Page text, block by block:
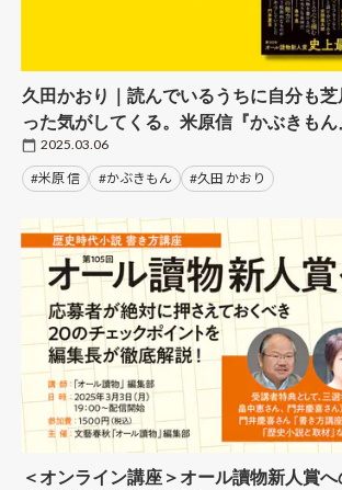
久田かおり｜読んでいるうちに自分も
った気がしてくる。米原信『かぶきも
2025.03.06
#米原 信 #かぶきもん #久田 かおり
＜オンライン講座＞オール讀物新人